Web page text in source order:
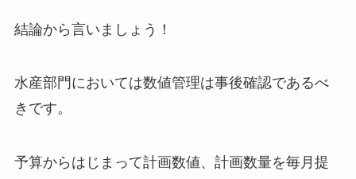
結論から言いましょう！
水産部門においては数値管理は事後確認であるべ
きです。
予算からはじまって計画数値、計画数量を毎月提